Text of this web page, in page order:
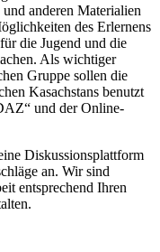
anderen Materialien
des Erlernens
die Jugend und die
Als wichtiger
Gruppe sollen die
Kasachstans benutzt
und der Online-
Diskussionsplattform
an. Wir sind
entsprechend Ihren